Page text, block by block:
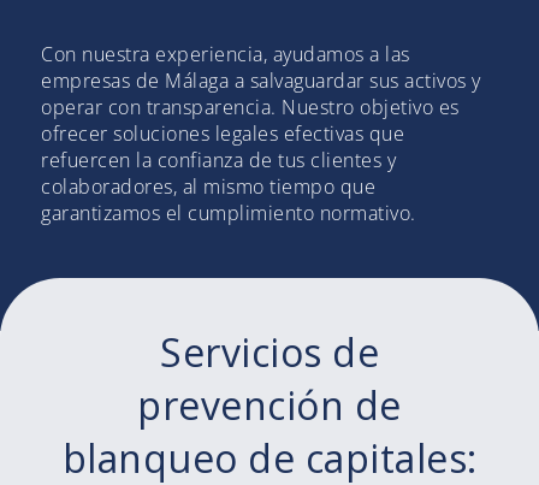
Con nuestra experiencia, ayudamos a las
empresas de Málaga a salvaguardar sus activos y
operar con transparencia. Nuestro objetivo es
ofrecer soluciones legales efectivas que
refuercen la confianza de tus clientes y
colaboradores, al mismo tiempo que
garantizamos el cumplimiento normativo.
Servicios de
prevención de
blanqueo de capitales: